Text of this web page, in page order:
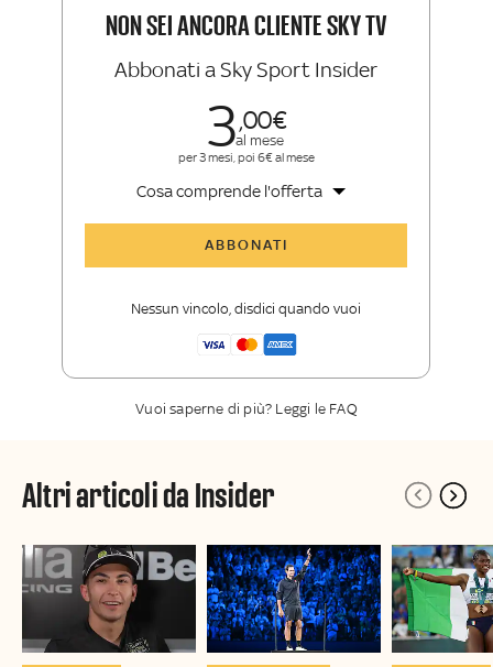
NON SEI ANCORA CLIENTE SKY TV
Abbonati a Sky Sport Insider
300
al mese
per 3 mesi, poi 6€ al mese
Cosa comprende l'offerta
Sport
La newsletter esclusiva di Sky Sport
ABBONATI
Nessun vincolo, disdici quando vuoi
Vuoi saperne di più? Leggi le FAQ
Altri articoli da Insider